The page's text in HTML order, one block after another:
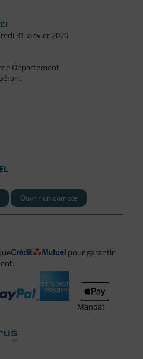
31 Janvier 2020
Département
Ouvrir un compte
pour garantir
Mandat